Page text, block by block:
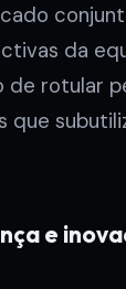
da
rotular
que
e